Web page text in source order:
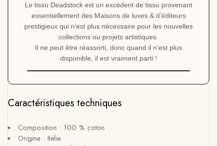
Le tissu Deadstock est un excédent de tissu provenant
essentiellement des Maisons de luxes & d’éditeurs
prestigieux qui n’est plus nécessaire pour les nouvelles
collections ou projets artistiques.
Il ne peut être réassorti, donc quand il n’est plus
disponible, il est vraiment parti !
Caractéristiques techniques
Composition : 100 % coton
Origine : Italie